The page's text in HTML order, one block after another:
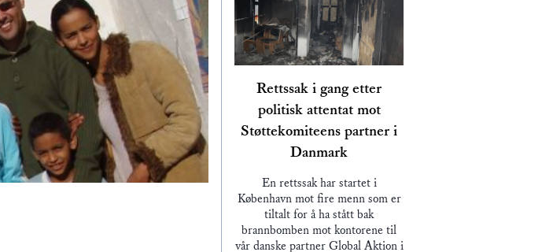
Rettssak i gang etter
politisk attentat mot
Støttekomiteens partner i
Danmark
En rettssak har startet i
København mot fire menn som er
tiltalt for å ha stått bak
brannbomben mot kontorene til
vår danske partner Global Aktion i